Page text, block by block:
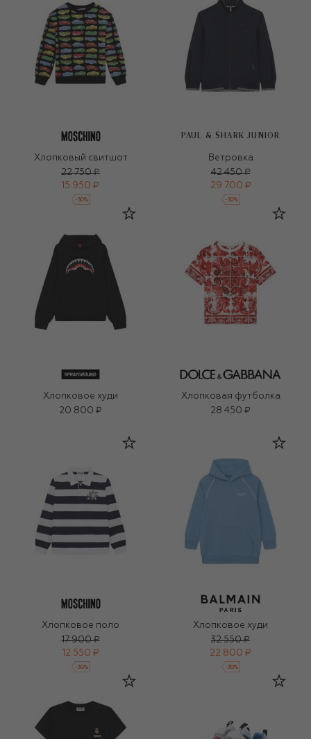
Хлопковый свитшот
22 750 ₽
15 950 ₽
-30%
PAUL & SHARK JUNIOR
Ветровка
42 450 ₽
29 700 ₽
-30%
Хлопковое худи
20 800 ₽
Хлопковая футболка
28 450 ₽
Хлопковое поло
17 900 ₽
12 550 ₽
-30%
Хлопковое худи
32 550 ₽
22 800 ₽
-30%